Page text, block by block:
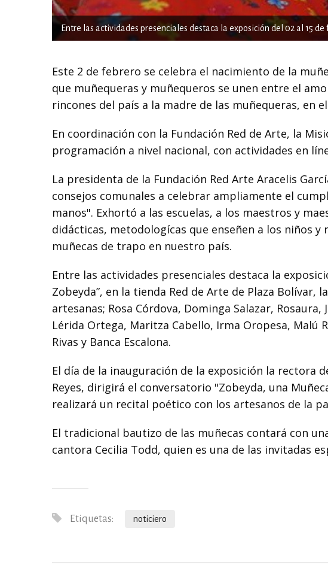
Entre las actividades presenciales destaca la exposición del 02 al 15 de
Este 2 de febrero se celebra el nacimiento de la
que muñequeras y muñequeros se unen entre el
rincones del país a la madre de las muñequeras, en
En coordinación con la Fundación Red de Arte, la
programación a nivel nacional, con actividades en
La presidenta de la Fundación Red Arte Aracelis
consejos comunales a celebrar ampliamente el
manos". Exhortó a las escuelas, a los maestros y
didácticas, metodologícas que enseñen a los niños
muñecas de trapo en nuestro país.
Entre las actividades presenciales destaca la
Zobeyda”, en la tienda Red de Arte de Plaza
artesanas; Rosa Córdova, Dominga Salazar,
Lérida Ortega, Maritza Cabello, Irma Oropesa, Malú
Rivas y Banca Escalona.
El día de la inauguración de la exposición la rectora
Reyes, dirigirá el conversatorio "Zobeyda, una
realizará un recital poético con los artesanos de la
El tradicional bautizo de las muñecas contará con
cantora Cecilia Todd, quien es una de las invitadas
Etiquetas: noticiero